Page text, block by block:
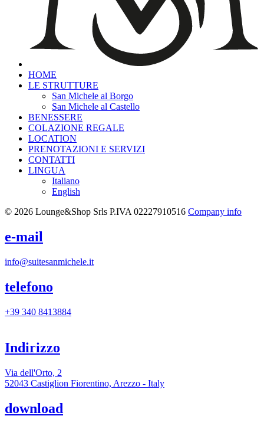
HOME
LE STRUTTURE
San Michele al Borgo
San Michele al Castello
BENESSERE
COLAZIONE REGALE
LOCATION
PRENOTAZIONI E SERVIZI
CONTATTI
LINGUA
Italiano
English
© 2026 Lounge&Shop Srls P.IVA 02227910516 Company info
e-mail
info@suitesanmichele.it
telefono
+39 340 8413884
Indirizzo
Via dell'Orto, 2
52043 Castiglion Fiorentino, Arezzo - Italy
download